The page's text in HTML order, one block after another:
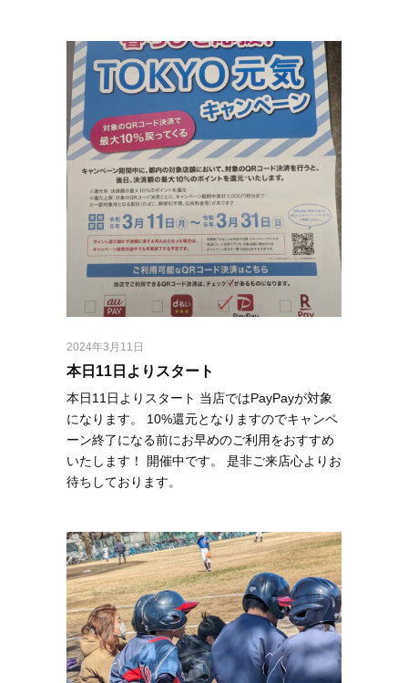
2024年3月11日
本日11日よりスタート
本日11日よりスタート 当店ではPayPayが対象
になります。 10%還元となりますのでキャンペ
ーン終了になる前にお早めのご利用をおすすめ
いたします！ 開催中です。 是非ご来店心よりお
待ちしております。